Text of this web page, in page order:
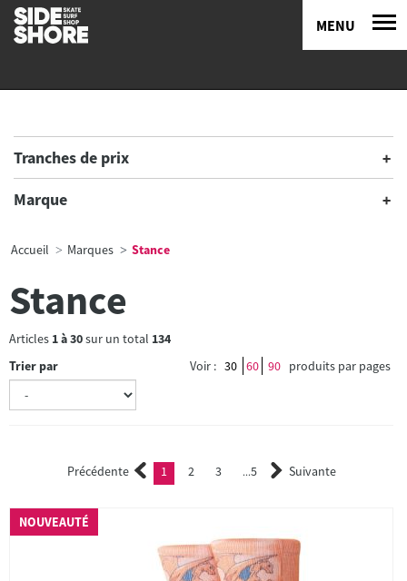
MENU
Tranches de prix
Marque
Accueil Marques Stance
Stance
Articles 1à30sur un total 134
Trier par
Voir : 30 60 90 produits par pages
Précédente 1 (current)
2 3 ...5 Suivante
NOUVEAUTÉ